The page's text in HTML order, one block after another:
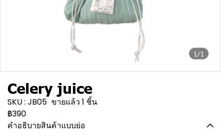
1/1
Celery juice
SKU : JB05 ขายแล้ว 1 ชิ้น
฿390
คำอธิบายสินค้าแบบย่อ